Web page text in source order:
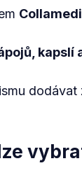
kapslí